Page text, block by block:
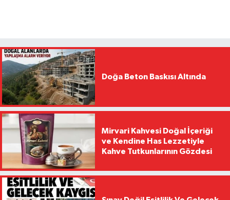
Doğa Beton Baskısı Altında
Mirvari Kahvesi Doğal İçeriği
ve Kendine Has Lezzetiyle
Kahve Tutkunlarının Gözdesi